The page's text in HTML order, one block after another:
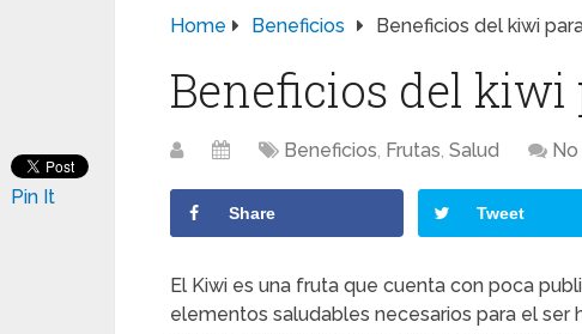
Home Beneficios Beneficios del kiwi
Beneficios del kiwi
Beneficios, Frutas, Salud
Share Tweet
El Kiwi es una fruta que cuenta con poca
elementos saludables necesarios para el ser
Pin It